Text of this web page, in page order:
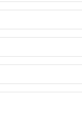
ШТУТГАРТ
ворот, маркиз
Мы хотели